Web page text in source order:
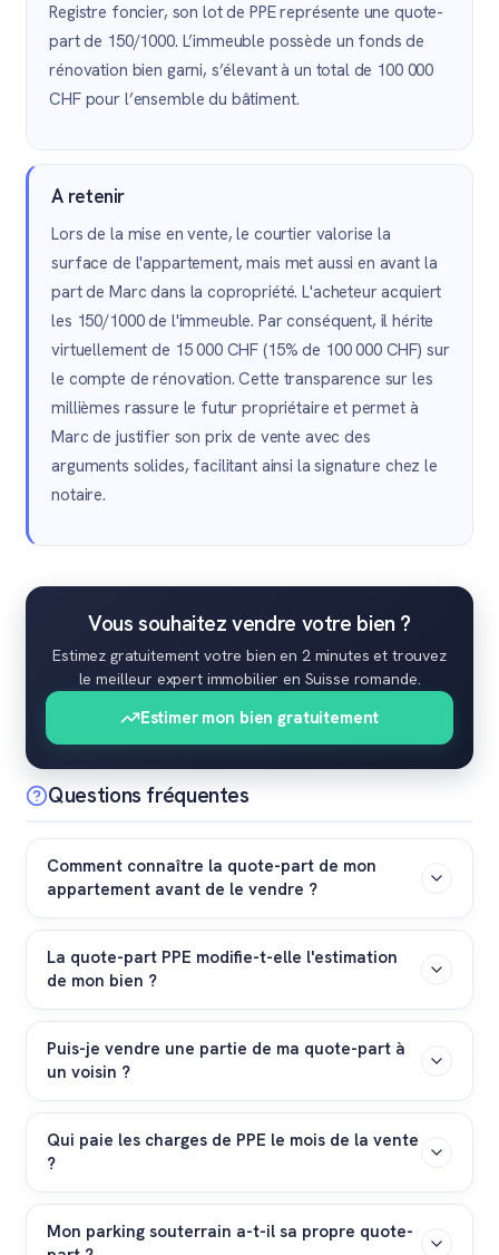
Registre foncier, son lot de PPE représente une quote-
part de 150/1000. L’immeuble possède un fonds de
rénovation bien garni, s’élevant à un total de 100 000
CHF pour l’ensemble du bâtiment.
A retenir
Lors de la mise en vente, le courtier valorise la
surface de l'appartement, mais met aussi en avant la
part de Marc dans la copropriété. L'acheteur acquiert
les 150/1000 de l'immeuble. Par conséquent, il hérite
virtuellement de 15 000 CHF (15% de 100 000 CHF) sur
le compte de rénovation. Cette transparence sur les
millièmes rassure le futur propriétaire et permet à
Marc de justifier son prix de vente avec des
arguments solides, facilitant ainsi la signature chez le
notaire.
Vous souhaitez vendre votre bien ?
Estimez gratuitement votre bien en 2 minutes et trouvez
le meilleur expert immobilier en Suisse romande.
Estimer mon bien gratuitement
Questions fréquentes
Comment connaître la quote-part de mon
appartement avant de le vendre ?
Vous trouverez cette information officielle sur l'extrait
du Registre foncier de votre bien, sur votre acte
d'achat initial rédigé par le notaire, ou encore dans le
Règlement d'administration et d'utilisation (RAU) de
votre copropriété.
La quote-part PPE modifie-t-elle l'estimation
de mon bien ?
Oui, indirectement. Une quote-part élevée signifie que
vous possédez une fraction plus grande du terrain et
des espaces communs. Le courtier intègre cette
dimension juridique pour estimer le prix de vente juste
de votre appartement.
Puis-je vendre une partie de ma quote-part à
un voisin ?
C'est juridiquement possible mais complexe. Il faut
modifier l'acte constitutif de la PPE chez le notaire,
obtenir l'accord des créanciers hypothécaires et
inscrire la mutation au Registre foncier de votre canton.
Qui paie les charges de PPE le mois de la vente
?
Le décompte de répartition, préparé par le notaire ou
le courtier, divise les charges au prorata temporis
Mon parking souterrain a-t-il sa propre quote-